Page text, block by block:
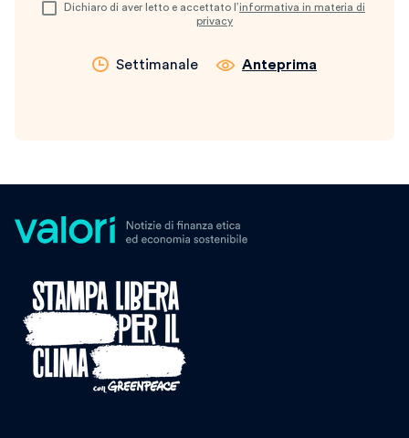
Dichiaro di aver letto e accettato l’informativa in materia di
privacy
Settimanale Anteprima